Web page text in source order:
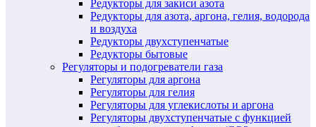
Редукторы для закиси азота
Редукторы для азота, аргона, гелия, водорода
и воздуха
Редукторы двухступенчатые
Редукторы бытовые
Регуляторы и подогреватели газа
Регуляторы для аргона
Регуляторы для гелия
Регуляторы для углекислоты и аргона
Регуляторы двухступенчатые c функцией